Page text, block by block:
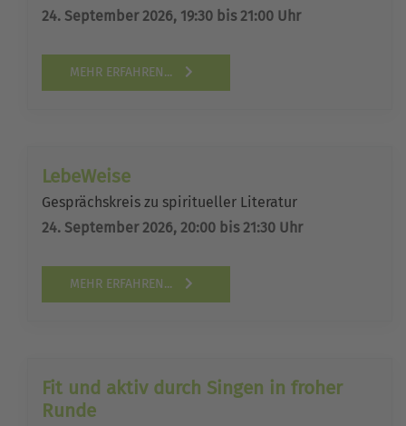
24. September 2026, 19:30 bis 21:00 Uhr
MEHR ERFAHREN...
LebeWeise
Gesprächskreis zu spiritueller Literatur
24. September 2026, 20:00 bis 21:30 Uhr
MEHR ERFAHREN...
Fit und aktiv durch Singen in froher
Runde